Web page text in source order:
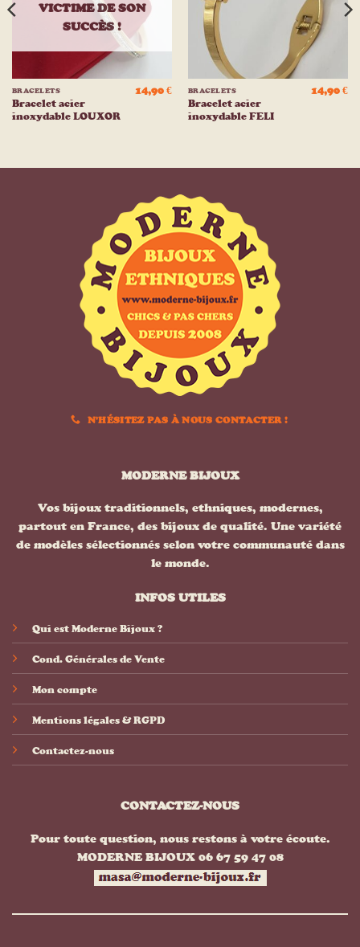
VICTIME DE SON
SUCCÈS !
BRACELETS
Bracelet acier
inoxydable LOUXOR
14,90€ BRACELETS
Bracelet acier
inoxydable FELI
14,90€
N'HÉSITEZ PAS À NOUS CONTACTER !
MODERNE BIJOUX
Vos bijoux traditionnels, ethniques, modernes,
partout en France, des bijoux de qualité. Une variété
de modèles sélectionnés selon votre communauté dans
le monde.
INFOS UTILES
Qui est Moderne Bijoux ?
Cond. Générales de Vente
Mon compte
Mentions légales & RGPD
Contactez-nous
CONTACTEZ-NOUS
Pour toute question, nous restons à votre écoute.
MODERNE BIJOUX 06 67 59 47 08